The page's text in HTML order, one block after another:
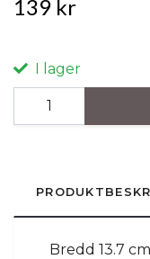
139 kr
I lager
Bredd 13.7 cm